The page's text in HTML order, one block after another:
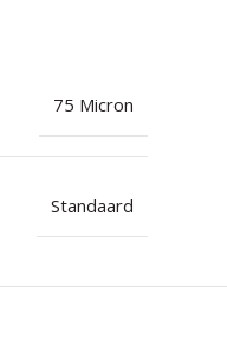
75 Micron
Standaard